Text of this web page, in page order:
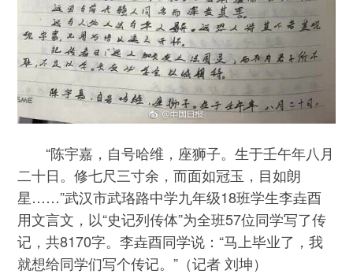
“陈宇嘉，自号哈维，座狮子。生于壬午年八月
二十日。修七尺三寸余，而面如冠玉，目如朗
星……”武汉市武珞路中学九年级18班学生李垚酉
用文言文，以“史记列传体”为全班57位同学写了传
记，共8170字。李垚酉同学说：“马上毕业了，我
就想给同学们写个传记。”（记者 刘坤）